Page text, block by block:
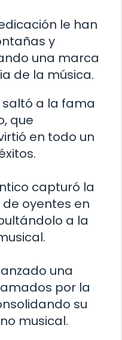
le han
y
una marca
de la música.
a la fama
que
en todo un
capturó la
oyentes en
a la
una
por la
su
musical.